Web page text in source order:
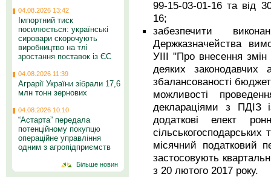
99-15-03-01-16 та від
16;
забезпечити
Держказначейства
УІІІ "Про внесення
деяких законодавчих
збалансованості
можливості
деклараціями з ПДІЗ
додаткові елект
сільськогосподарських
місячний податковий
застосовують
з 20 лютого 2017 року.
04.08.2026 13:42
Імпортний тиск
посилюється: українські
сировари скорочують
виробництво на тлі
зростання поставок із ЄС
04.08.2026 11:39
Аграрії України зібрали 17,6
млн тонн зернових
04.08.2026 10:10
“Астарта” передала
потенційному покупцю
операційне управління
одним з агропідприємств
Більше новин